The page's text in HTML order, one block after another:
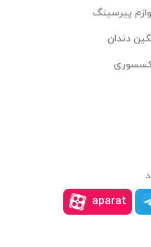
پیرسینگ
دندان
aparat